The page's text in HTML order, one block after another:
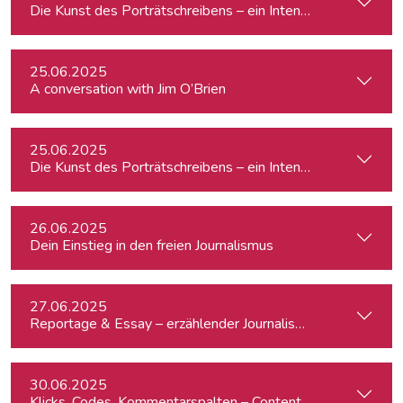
Die Kunst des Porträtschreibens – ein Intensiv-Workshop
25.06.2025
A conversation with Jim O’Brien
25.06.2025
Die Kunst des Porträtschreibens – ein Intensiv-Workshop
26.06.2025
Dein Einstieg in den freien Journalismus
27.06.2025
Reportage & Essay – erzählender Journalismus
30.06.2025